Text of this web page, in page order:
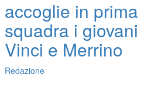
accoglie in prima
squadra i giovani
Vinci e Merrino
Redazione